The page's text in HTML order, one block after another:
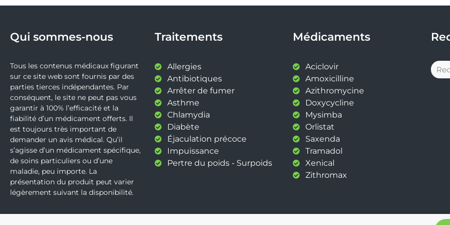
Qui sommes-nous
Tous les contenus médicaux figurant
sur ce site web sont fournis par des
parties tierces indépendantes. Par
conséquent, le site ne peut pas vous
garantir à 100% l’efficacité et la
fiabilité d’un médicament offerts. Il
est toujours très important de
demander un avis médical. Qu’il
s’agisse d’un médicament spécifique,
de soins particuliers ou d’une
maladie, peu importe. La
présentation du produit peut varier
légèrement suivant la disponibilité.
Traitements
Allergies
Antibiotiques
Arrêter de fumer
Asthme
Chlamydia
Diabète
Éjaculation précoce
Impuissance
Pertre du poids - Surpoids
Médicaments
Aciclovir
Amoxicilline
Azithromycine
Doxycycline
Mysimba
Orlistat
Saxenda
Tramadol
Xenical
Zithromax